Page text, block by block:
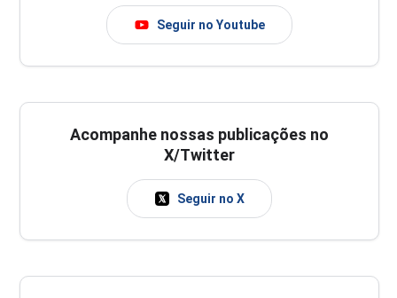
Seguir no Youtube
Acompanhe nossas publicações no
X/Twitter
Seguir no X